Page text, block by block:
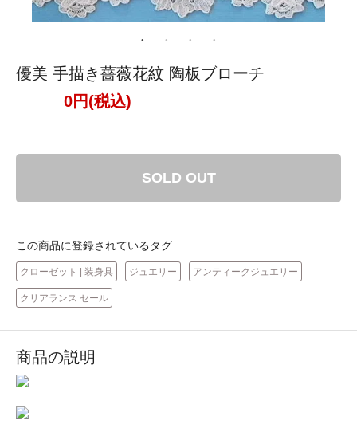
優美 手描き薔薇花紋 陶板ブローチ
0円(税込)
SOLD OUT
この商品に登録されているタグ
クローゼット | 装身具 ジュエリー アンティークジュエリー
クリアランス セール
商品の説明